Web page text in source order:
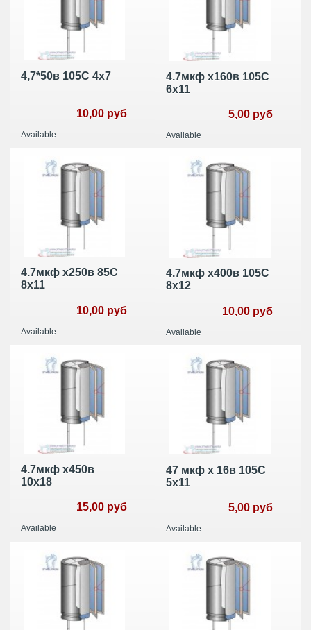
4,7*50в 105C 4x7
10,00 руб
Available
4.7мкф х160в 105С
6х11
5,00 руб
Available
4.7мкф х250в 85С
8х11
10,00 руб
Available
4.7мкф х400в 105С
8х12
10,00 руб
Available
4.7мкф х450в
10х18
15,00 руб
Available
47 мкф х 16в 105С
5х11
5,00 руб
Available